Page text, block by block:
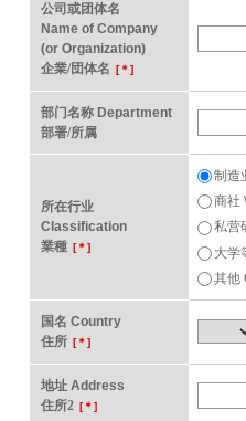
公司或团体名
Name of Company
(or Organization)
企業/団体名 [＊]
部门名称 Department
部署/所属
所在行业
Classification
業種 [＊]
制造
商社
私营
大学
其他
国名 Country
住所 [＊]
地址 Address
住所2 [＊]